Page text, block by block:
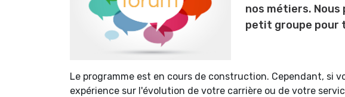
nos métiers.
petit groupe pour
Le programme est en cours de construction. Cependant, si
expérience sur l'évolution de votre carrière ou de votre